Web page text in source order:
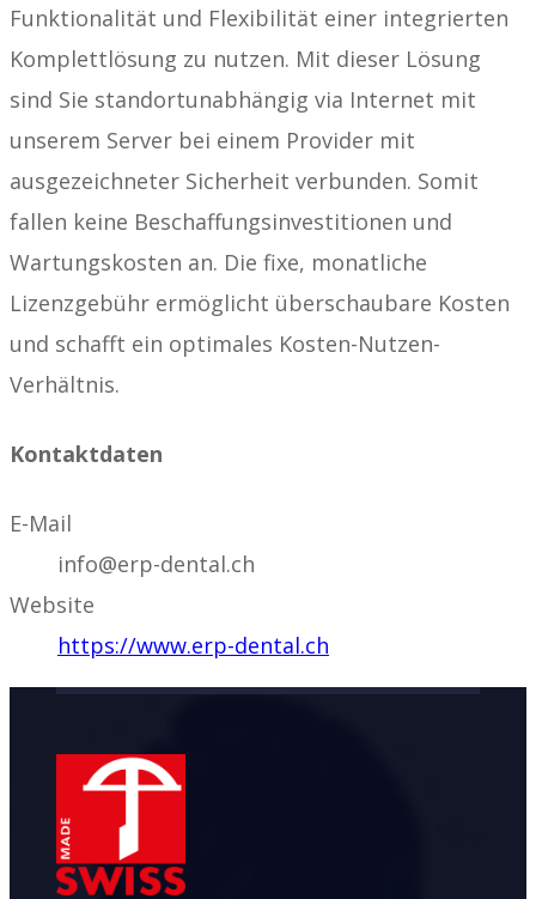
Funktionalität und Flexibilität einer integrierten
Komplettlösung zu nutzen. Mit dieser Lösung
sind Sie standortunabhängig via Internet mit
unserem Server bei einem Provider mit
ausgezeichneter Sicherheit verbunden. Somit
fallen keine Beschaffungsinvestitionen und
Wartungskosten an. Die fixe, monatliche
Lizenzgebühr ermöglicht überschaubare Kosten
und schafft ein optimales Kosten-Nutzen-
Verhältnis.
Kontaktdaten
E-Mail
info@erp-dental.ch
Website
https://www.erp-dental.ch